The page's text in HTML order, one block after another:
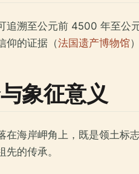
追溯至公元前 4500 年至
仰的证据（法国遗产博物馆
象征意义
在海岸岬角上，既是领土标
的传承。